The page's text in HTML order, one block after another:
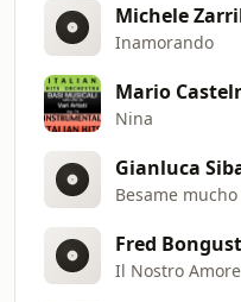
Michele
Inamorando
Mario
Nina
Gianluca
Besame
Fred
Il Nostro